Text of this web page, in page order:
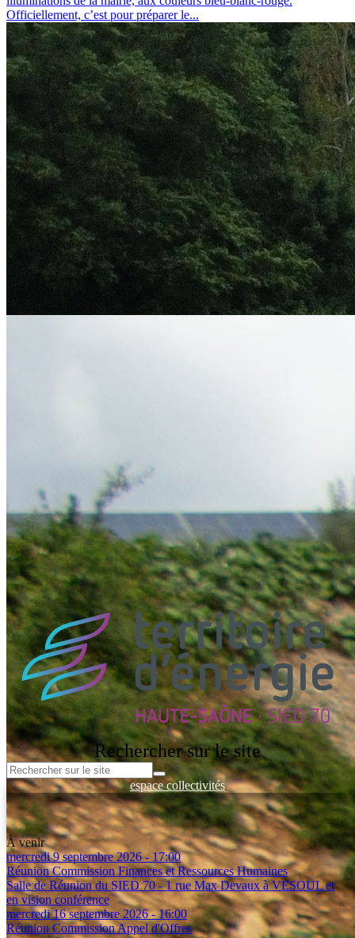
Officiellement, c’est pour préparer le...
Installation d’ombrières photovoltaïques au siège social du SIED 70
mardi 7 juillet 2026
INSTALLATION D’OMBRIÈRES PHOTOVOLTAÏQUES AU
SIÈGE SOCIAL DU SIED 70 DANS UNE LOGIQUE DE
RENFORCEMENT DE SON AUTONOMIE ÉNERGÉTIQUE
ET DE MAÎTRISE DE SES DÉPENSES, LE SIED 70 A
Inauguration du parc photovoltaïque des Roches Bleues
vendredi 3 juillet 2026
Le parc photovoltaïque des Roches Bleues à Belles-Fontaines a été
inauguré vendredi 3 juillet 2026, en présence de Jean-Luc BRULE,
2ème...
Toutes les actualités
Rechercher sur le site
espace collectivités
Espace entreprises
Espace Client - Réseau de Chaleur
Espace documentation
À venir
mercredi 9 septembre 2026 - 17:00
Réunion Commission Finances et Ressources Humaines
Salle de Réunion du SIED 70 - 1 rue Max Devaux à VESOUL et
en vision conférence
mercredi 16 septembre 2026 - 16:00
Réunion Commission Appel d'Offres